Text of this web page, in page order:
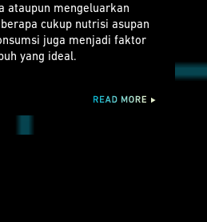
ataupun mengeluarkan
cukup nutrisi asupan
juga menjadi faktor
yang ideal.